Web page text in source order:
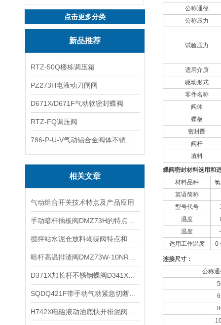
点击更多分类
新品推荐
RTZ-50Q楼栋调压箱
PZ273H电液动刀闸阀
D671X/D671F气动软密封蝶阀
RTZ-FQ调压阀
相关文章
气动组合开关技术特点及产品应用
公称通径
公称压力
试验压力
适用介质
驱动形式
零件名称
阀体
蝶板
密封圈
阀杆
填料
蝶阀密封材料选用和
材料品种
英语简称
型号代号
温度
温度
适用工作温度
连接尺寸：
公称